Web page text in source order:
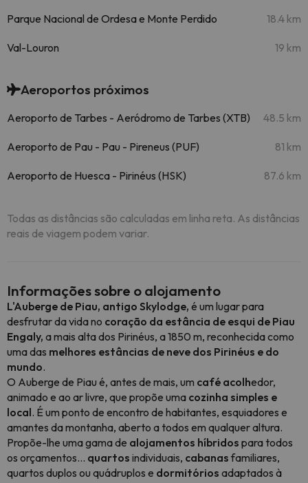
Parque Nacional de Ordesa e Monte Perdido 18.4 km
Val-Louron 19 km
Aeroportos próximos
Aeroporto de Tarbes - Aeródromo de Tarbes (XTB) 48.5 km
Aeroporto de Pau - Pau - Pireneus (PUF) 81 km
Aeroporto de Huesca - Pirinéus (HSK) 87.6 km
Todas as distâncias são calculadas em linha reta. As distâncias
reais de viagem podem variar.
Informações sobre o alojamento
L'Auberge de Piau, antigo Skylodge, é um lugar para
desfrutar da vida no coração da estância de esqui de Piau
Engaly, a mais alta dos Pirinéus, a 1850 m, reconhecida como
uma das melhores estâncias de neve dos Pirinéus e do
mundo.
O Auberge de Piau é, antes de mais, um café acolhedor,
animado e ao ar livre, que propõe uma cozinha simples e
local. É um ponto de encontro de habitantes, esquiadores e
amantes da montanha, aberto a todos em qualquer altura.
Propõe-lhe uma gama de alojamentos híbridos para todos
os orçamentos... quartos individuais, cabanasfamiliares,
quartos duplos ou quádruplos e dormitórios adaptados à